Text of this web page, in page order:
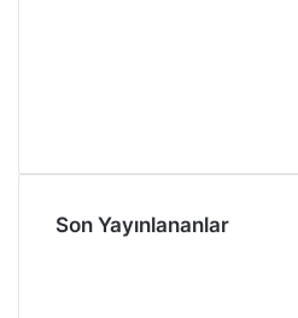
Son Yayınlananlar